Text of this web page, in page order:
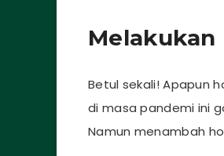
Melakukan
Betul sekali! Apapun
di masa pandemi ini
Namun menambah